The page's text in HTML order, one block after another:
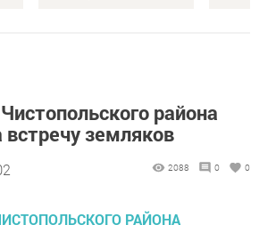
района
встречу земляков
2088 0 0